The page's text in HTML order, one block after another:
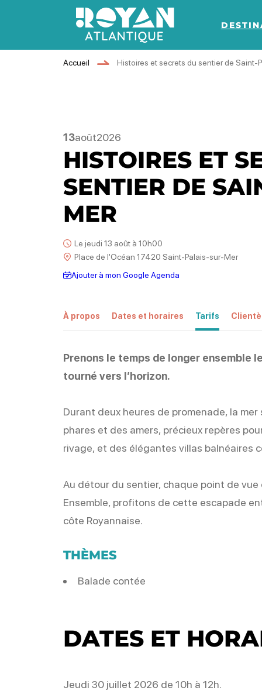
Royan Atlantique
Accueil Histoires et secrets du sentier de Saint-
13août2026
HISTOIRES ET
SENTIER DE
MER
Le jeudi 13 août à 10h00
Place de l'Océan 17420 Saint-Palais-sur-Mer
Ajouter à mon Google Agenda
À propos Dates et horaires Tarifs
Prenons le temps de longer ensemble
tourné vers l’horizon.
Durant deux heures de promenade, la
phares et des amers, précieux repères
rivage, et des élégantes villas balnéaires
Au détour du sentier, chaque point de
Ensemble, profitons de cette escapade
côte Royannaise.
THÈMES
Balade contée
DATES ET
Jeudi 30 juillet 2026 de 10h à 12h.